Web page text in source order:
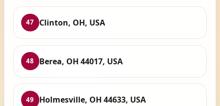
47 Clinton, OH, USA
48 Berea, OH 44017, USA
49 Holmesville, OH 44633, USA